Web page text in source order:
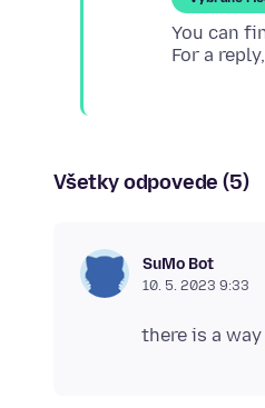
You can
Všetky odpovede (5)
SuMo Bot
10. 5. 2023 9:33